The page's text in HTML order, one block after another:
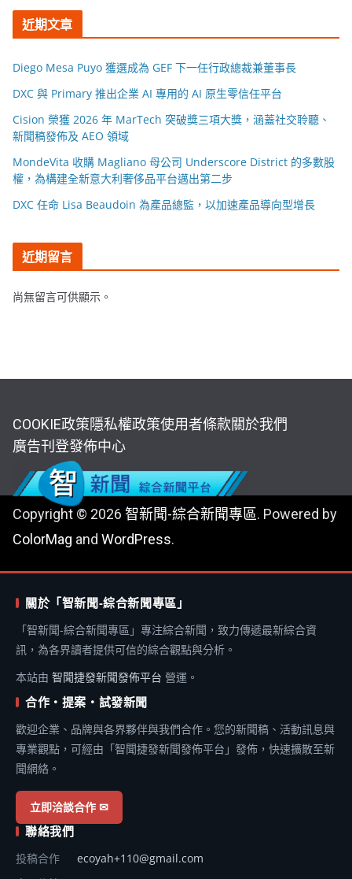
近期文章
Diego Mesa Puyo 獲選成為 GEF 下一任行政總裁兼董事長
DXC 與 Primary 推出企業 AI 專用的 AI 原生零信任平台
Cision 榮獲 2026 年 MarTech 突破獎三項大獎，涵蓋社交聆聽、
新聞稿發佈及 AEO 領域
MondeVita 收購 Magliano 母公司 Underscore District 的多數股
權，為構建全新意大利奢侈品平台邁出第二步
DXC 任命 Lisa Beaudoin 為產品總監，以加速產品導向型增長
近期留言
尚無留言可供顯示。
COOKIE政策隱私權政策使用者條款關於我們
廣告刊登發佈中心
Copyright © 2026 智新聞-綜合新聞專區. Powered by
ColorMag and WordPress.
關於「智新聞-綜合新聞專區」
「智新聞-綜合新聞專區」專注綜合新聞，致力傳遞最新綜合資
訊，為各界讀者提供可信的綜合觀點與分析。
本站由 智聞捷發新聞發佈平台 營運。
合作・提案・試發新聞
歡迎企業、品牌與各界夥伴與我們合作。您的新聞稿、活動訊息與
專業觀點，可經由「智聞捷發新聞發佈平台」發佈，快速擴散至新
聞網絡。
立即洽談合作 ✉
聯絡我們
投稿合作
ecoyah+110@gmail.com